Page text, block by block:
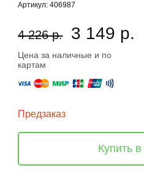
Артикул:406987
4 226 р. 3 149 р.
Цена за наличные и по
картам
Предзаказ
Купить